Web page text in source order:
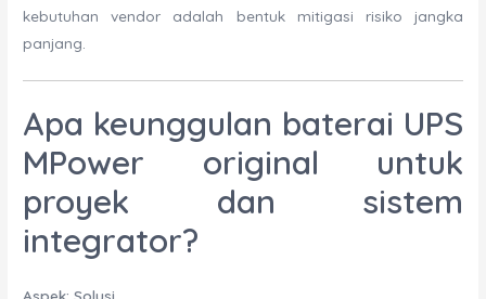
kebutuhan vendor adalah bentuk mitigasi risiko jangka
panjang.
Apa keunggulan baterai UPS
MPower original untuk
proyek dan sistem
integrator?
Aspek: Solusi